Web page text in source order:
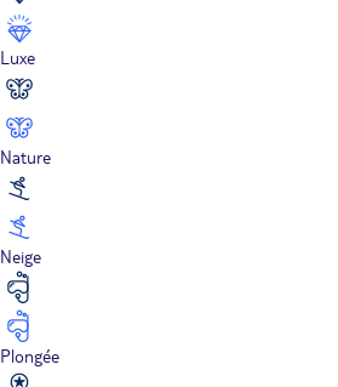
Luxe
Nature
Neige
Plongée